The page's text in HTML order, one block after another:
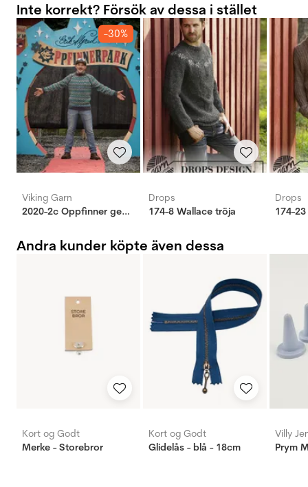
Inte korrekt? Försök av dessa i stället
-30%
Viking Garn
2020-2c Oppfinner genser
Drops
174-8 Wallace tröja
Drops
174-
Andra kunder köpte även dessa
Kort og Godt
Merke - Storebror
Kort og Godt
Glidelås - blå - 18cm
Villy
Prym